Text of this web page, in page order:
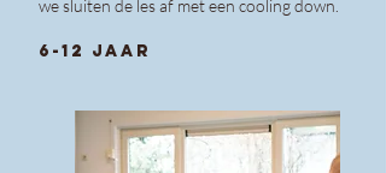
we sluiten de les af met een cooling down.
6-12 jaar